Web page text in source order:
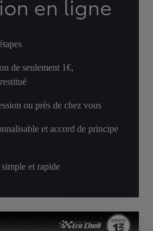
en ligne
de seulement 1€,
ou près de chez vous
et accord de principe
simple et rapide